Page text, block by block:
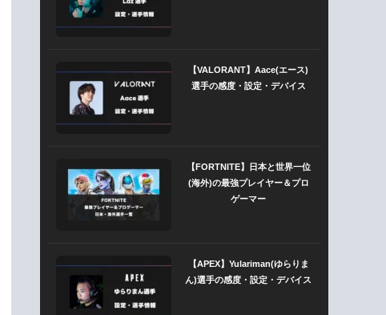
【VALORANT】Aace(エース)
選手の感度・設定・デバイス
【FORTNITE】日本と世界一位
(海外)の最強プレイヤー＆プロ
ゲーマー
【APEX】Yulariman(ゆらりま
ん)選手の感度・設定・デバイス